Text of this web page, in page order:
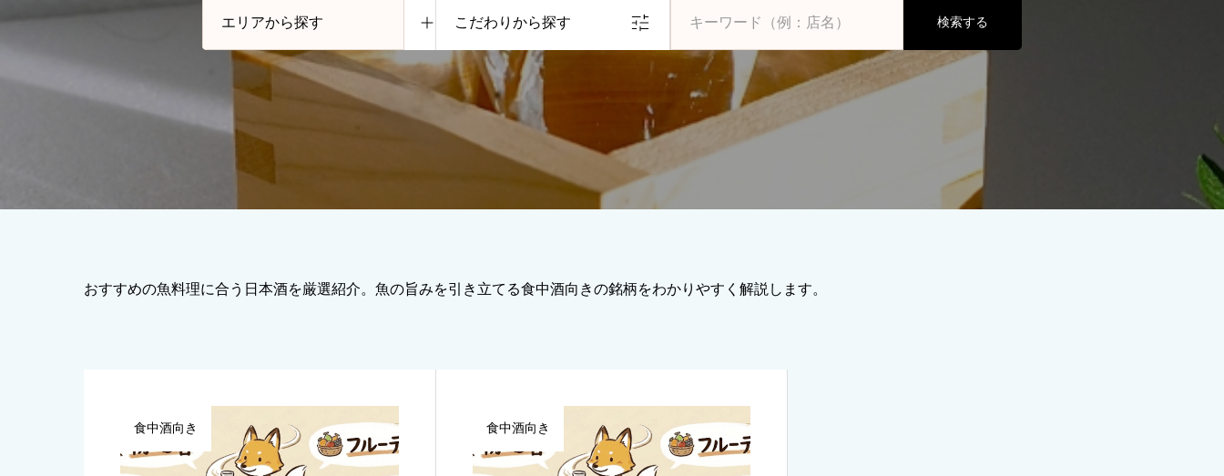
こだわりから探す 検索する
おすすめの魚料理に合う日本酒を厳選紹介。魚の旨みを引き立てる食中酒向きの銘柄をわかりやすく解説します。
食中酒向き 食中酒向き